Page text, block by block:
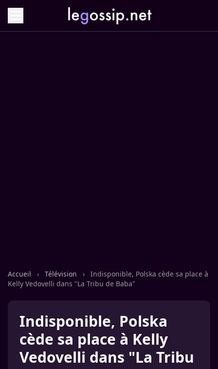
Accueil › Télévision ›
Indisponible, Polska cède sa place à
Kelly Vedovelli dans "La Tribu de Baba"
Indisponible, Polska
cède sa place à Kelly
Vedovelli dans "La Tribu